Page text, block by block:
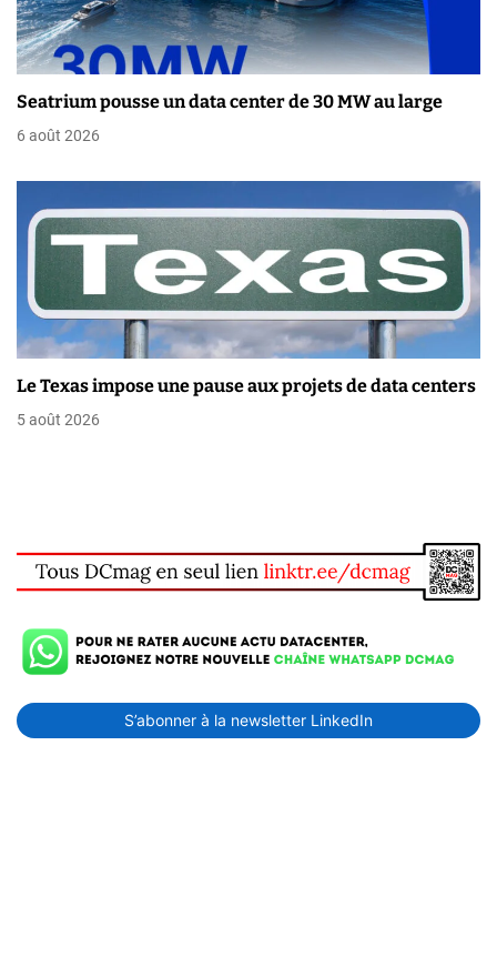
r
t
i
c
l
e
Seatrium pousse un data center de 30 MW au large
6 août 2026
Le Texas impose une pause aux projets de data centers
5 août 2026
S’abonner à la newsletter LinkedIn